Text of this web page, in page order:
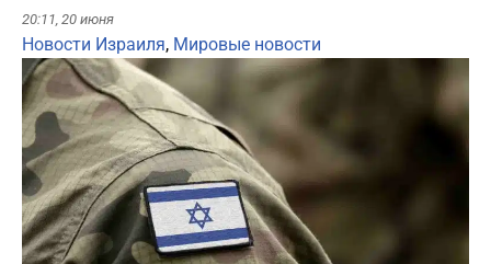
20:11, 20 июня
Новости Израиля, Мировые новости